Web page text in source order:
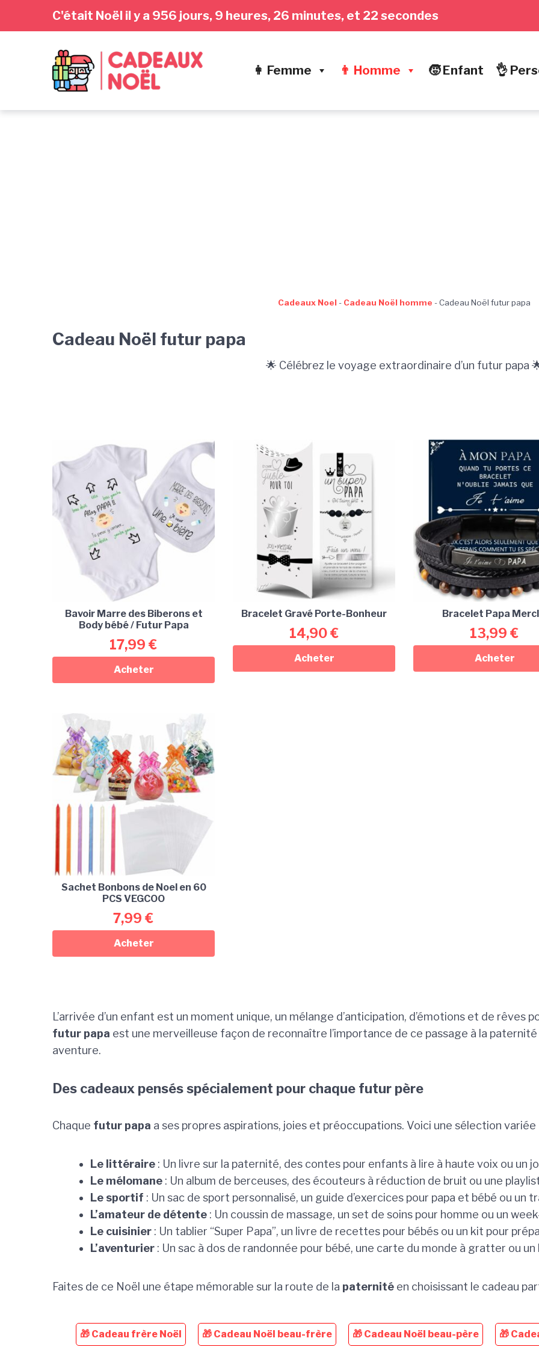
navigation
C'était Noël il y a 956 jours, 9 heures, 26 minutes, et 22 secondes
👩 Femme 👨 Homme 🧒 Enfant 👌
Cadeaux Noel - Cadeau Noël homme -Cadeau Noël futur papa
Cadeau Noël futur papa
🌟 Célébrez le voyage extraordinaire d’un futur papa
Bavoir Marre des Biberons et
Body bébé / Futur Papa
17,99 €
Acheter
Bracelet Gravé Porte-Bonheur
14,90€
Acheter
Bracelet Papa
13,99 €
Acheter
Sachet Bonbons de Noel en 60
PCS VEGCOO
7,99 €
Acheter
L’arrivée d’un enfant est un moment unique, un mélange d’anticipation, d’émotions et de rêves
futur papa est une merveilleuse façon de reconnaître l’importance de ce passage à la
aventure.
Des cadeaux pensés spécialement pour chaque futur père
Chaque futur papa a ses propres aspirations, joies et préoccupations. Voici une sélection
Le littéraire : Un livre sur la paternité, des contes pour enfants à lire à haute voix ou un
Le mélomane : Un album de berceuses, des écouteurs à réduction de bruit ou une
Le sportif : Un sac de sport personnalisé, un guide d’exercices pour papa et bébé ou un
L’amateur de détente : Un coussin de massage, un set de soins pour homme ou un
Le cuisinier : Un tablier “Super Papa”, un livre de recettes pour bébés ou un kit pour
L’aventurier : Un sac à dos de randonnée pour bébé, une carte du monde à gratter ou
Faites de ce Noël une étape mémorable sur la route de la paternité en choisissant le cadeau
🎁 Cadeau frère Noël 🎁 Cadeau Noël beau-frère 🎁 Cadeau Noël beau-père 🎁